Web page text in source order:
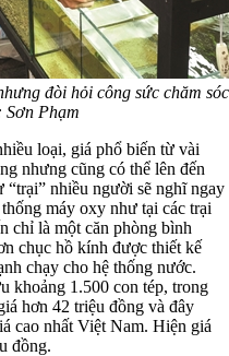
đòi hỏi công sức chăm sóc
Sơn Phạm
loại, giá phổ biến từ vài
nhưng cũng có thể lên đến
nhiều người sẽ nghĩ ngay
máy oxy như tại các trại
chỉ là một căn phòng bình
chục hồ kính được thiết kế
chạy cho hệ thống nước.
khoảng 1.500 con tép, trong
hơn 42 triệu đồng và đây
cao nhất Việt Nam. Hiện giá
đồng.